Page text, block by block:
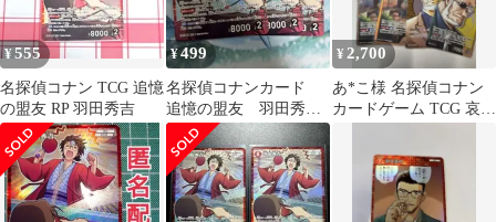
¥555
名探偵コナン TCG 追憶
の盟友 RP 羽田秀吉
¥499
名探偵コナンカード
追憶の盟友 羽田秀吉
RP3枚
¥ 2,700
あ*こ様 名探偵コナン
カードゲーム TCG 哀色